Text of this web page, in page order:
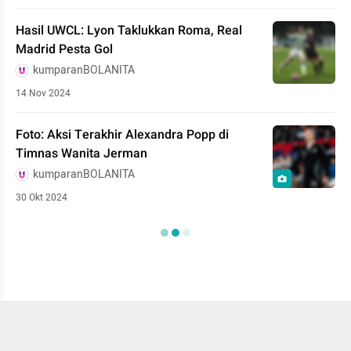
Hasil UWCL: Lyon Taklukkan Roma, Real
Madrid Pesta Gol
kumparanBOLANITA
14 Nov 2024
Foto: Aksi Terakhir Alexandra Popp di
Timnas Wanita Jerman
kumparanBOLANITA
30 Okt 2024